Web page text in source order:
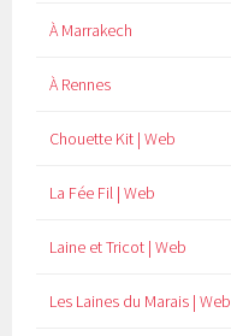
À Marrakech
À Rennes
Chouette Kit | Web
La Fée Fil | Web
Laine et Tricot | Web
Les Laines du Marais | Web